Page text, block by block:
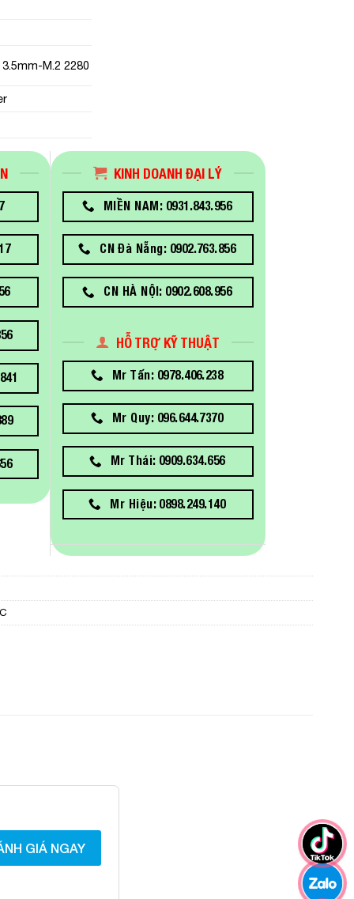
3.5mm-M.2 2280
KINH DOANH ĐẠI LÝ
MIỀN NAM: 0931.843.956
CN Đà Nẵng: 0902.763.856
CN HÀ NỘI: 0902.608.956
HỖ TRỢ KỸ THUẬT
Mr Tấn: 0978.406.238
Mr Quy: 096.644.7370
Mr Thái: 0909.634.656
Mr Hiệu: 0898.249.140
GIÁ NGAY